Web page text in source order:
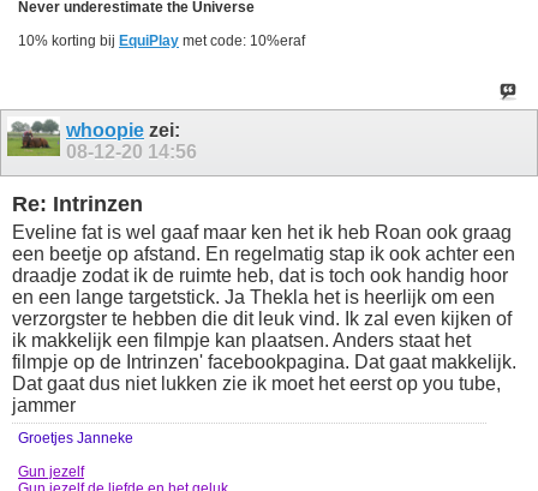
Never underestimate the Universe
10% korting bij EquiPlay met code: 10%eraf
whoopie zei:
08-12-20 14:56
Re: Intrinzen
Eveline fat is wel gaaf maar ken het ik heb Roan ook graag
een beetje op afstand. En regelmatig stap ik ook achter een
draadje zodat ik de ruimte heb, dat is toch ook handig hoor
en een lange targetstick. Ja Thekla het is heerlijk om een
verzorgster te hebben die dit leuk vind. Ik zal even kijken of
ik makkelijk een filmpje kan plaatsen. Anders staat het
filmpje op de Intrinzen' facebookpagina. Dat gaat makkelijk.
Dat gaat dus niet lukken zie ik moet het eerst op you tube,
jammer
Groetjes Janneke
Gun jezelf